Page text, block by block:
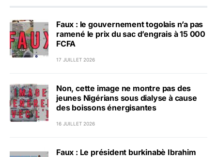
Faux : le gouvernement togolais n’a pas
ramené le prix du sac d’engrais à 15 000
FCFA
17 JUILLET 2026
Non, cette image ne montre pas des
jeunes Nigérians sous dialyse à cause
des boissons énergisantes
16 JUILLET 2026
Faux : Le président burkinabè Ibrahim